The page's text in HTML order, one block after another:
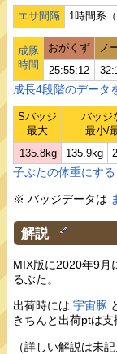
エサ間隔 1時間系（
成豚
時間
おがくず ノ
25:55:12
成長4段階のデータ
Sバッジ
最大
バッジ
最小/
135.8kg
135.9kg
子ぶたの体重にする
※ バッジデータは
解説 †
MIX版に2020年9月
るぶた。
出荷時には宇宙豚
きちんと出荷ptは支
（詳しい解説は未記